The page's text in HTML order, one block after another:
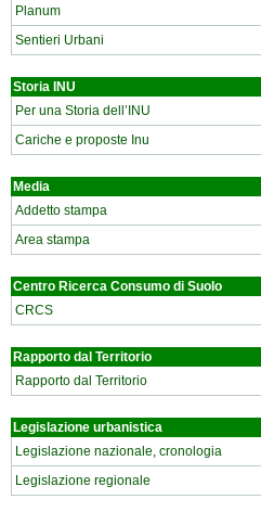
Planum
Sentieri Urbani
Storia INU
Per una Storia dell’INU
Cariche e proposte Inu
Media
Addetto stampa
Area stampa
Centro Ricerca Consumo di Suolo
CRCS
Rapporto dal Territorio
Rapporto dal Territorio
Legislazione urbanistica
Legislazione nazionale, cronologia
Legislazione regionale